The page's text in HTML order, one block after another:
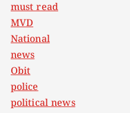
must read
MVD
National
news
Obit
police
political news